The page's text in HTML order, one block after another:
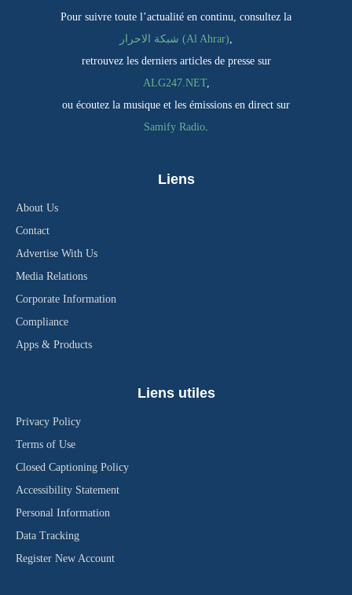
Pour suivre toute l’actualité en continu, consultez la
شبكة الاحرار (Al Ahrar),
retrouvez les derniers articles de presse sur
ALG247.NET,
ou écoutez la musique et les émissions en direct sur
Samify Radio.
Liens
About Us
Contact
Advertise With Us
Media Relations
Corporate Information
Compliance
Apps & Products
Liens utiles
Privacy Policy
Terms of Use
Closed Captioning Policy
Accessibility Statement
Personal Information
Data Tracking
Register New Account